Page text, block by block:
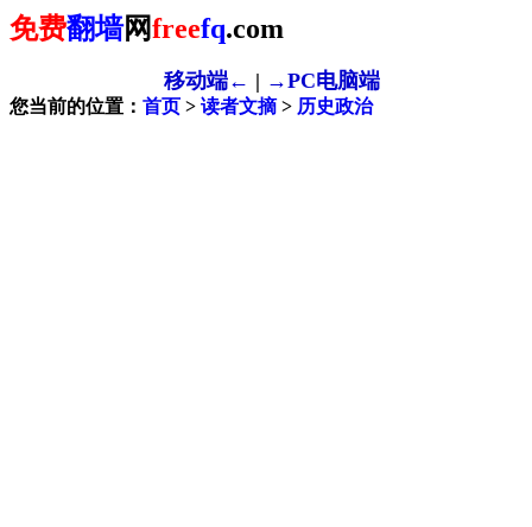
免费翻墙网freefq.com
移动端← | →PC电脑端
您当前的位置： 首页 > 读者文摘> 历史政治